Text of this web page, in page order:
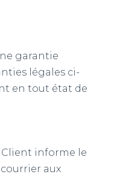
garantie
légales ci-
en tout état de
Client informe le
aux